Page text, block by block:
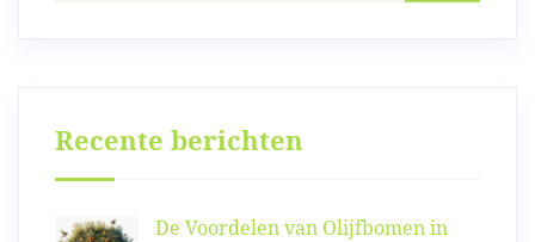
Recente berichten
De Voordelen van Olijfbomen in